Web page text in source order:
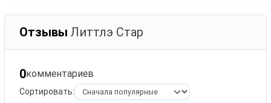
Отзывы Литтлэ Стар
0комментариев
Сортировать: